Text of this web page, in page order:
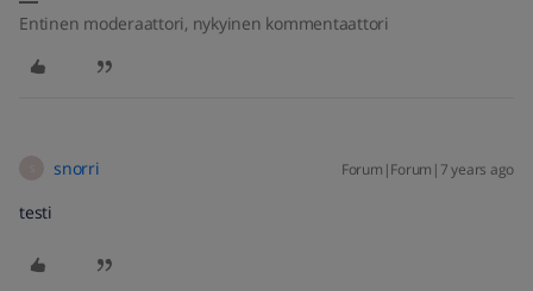
Entinen moderaattori, nykyinen kommentaattori
snorri Forum|Forum|7 years ago
testi